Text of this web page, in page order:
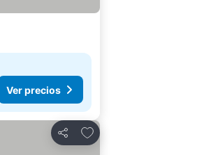
Ver precios
Compartir
Agregar a favoritos